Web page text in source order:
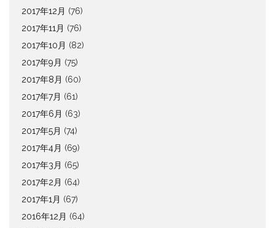
2017年12月 (76)
2017年11月 (76)
2017年10月 (82)
2017年9月 (75)
2017年8月 (60)
2017年7月 (61)
2017年6月 (63)
2017年5月 (74)
2017年4月 (69)
2017年3月 (65)
2017年2月 (64)
2017年1月 (67)
2016年12月 (64)